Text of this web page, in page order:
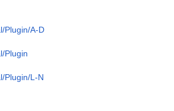
Plugin/A-D
Plugin
Plugin/L-N